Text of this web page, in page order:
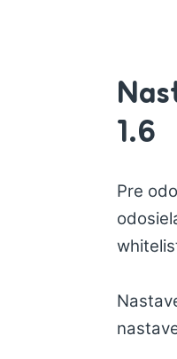
1.6
Pre